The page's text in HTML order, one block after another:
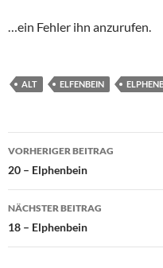
…ein Fehler ihn anzurufen.
ALT ELFENBEIN
VORHERIGER BEITRAG
20 – Elphenbein
NÄCHSTER BEITRAG
18 – Elphenbein